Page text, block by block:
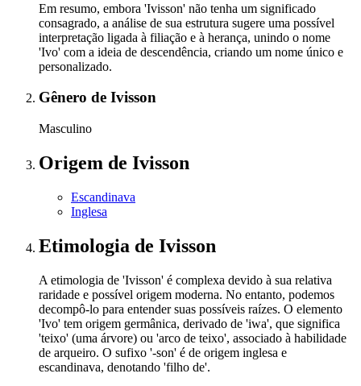
Em resumo, embora 'Ivisson' não tenha um significado
consagrado, a análise de sua estrutura sugere uma possível
interpretação ligada à filiação e à herança, unindo o nome
'Ivo' com a ideia de descendência, criando um nome único e
personalizado.
Gênero de Ivisson
Masculino
Origem de Ivisson
Escandinava
Inglesa
Etimologia de Ivisson
A etimologia de 'Ivisson' é complexa devido à sua relativa
raridade e possível origem moderna. No entanto, podemos
decompô-lo para entender suas possíveis raízes. O elemento
'Ivo' tem origem germânica, derivado de 'iwa', que significa
'teixo' (uma árvore) ou 'arco de teixo', associado à habilidade
de arqueiro. O sufixo '-son' é de origem inglesa e
escandinava, denotando 'filho de'.